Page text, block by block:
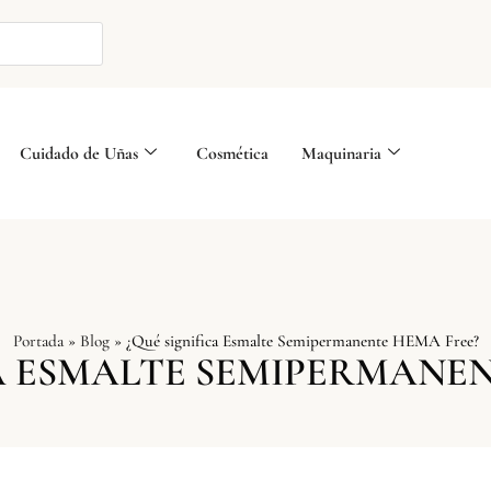
Cuidado de Uñas Cosmética Maquinaria
Portada» Blog» ¿Qué significa Esmalte Semipermanente HEMA Free?
ESMALTE